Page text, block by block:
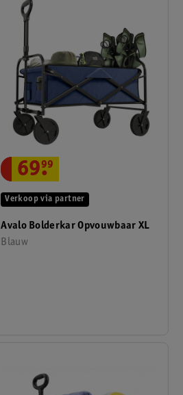
Avalo Bolderkar Opvouwbaar XL
Blauw
Verkoop via partner
69.
99